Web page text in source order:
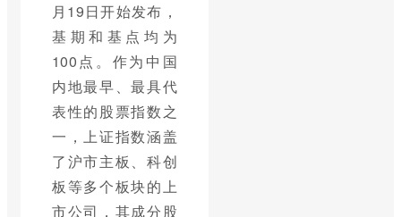
月19日开始发布，
基期和基点均为
100点。作为中国
内地最早、最具代
表性的股票指数之
一，上证指数涵盖
了沪市主板、科创
板等多个板块的上
市公司，其成分股